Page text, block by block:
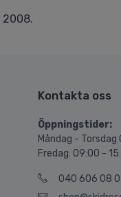
2008.
Kontakta oss
Öppningstider:
Måndag -
Fredag: 09:00 -
040 606 08